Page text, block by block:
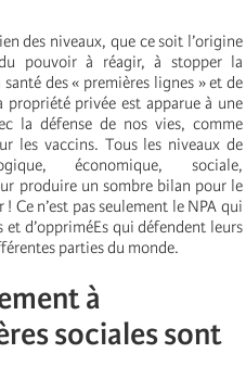
des niveaux, que ce soit l’origine
pouvoir à réagir, à stopper la
des « premières lignes » et de
propriété privée est apparue à une
la défense de nos vies, comme
les vaccins. Tous les niveaux de
économique, sociale,
produire un sombre bilan pour le
Ce n’est pas seulement le NPA qui
d’oppriméEs qui défendent leurs
parties du monde.
à
sociales sont